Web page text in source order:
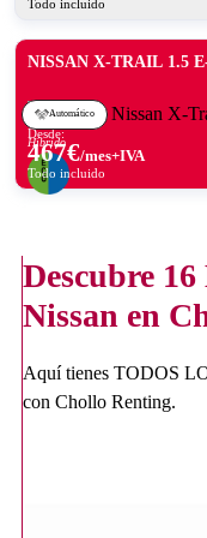
Todo incluido
NISSAN X-TRAIL 1.5
Automático
Híbrido
Desde:
467€/mes+IVA
Todo incluido
Descubre
Nissan en
Aquí tienes TODOS
con Chollo Renting.